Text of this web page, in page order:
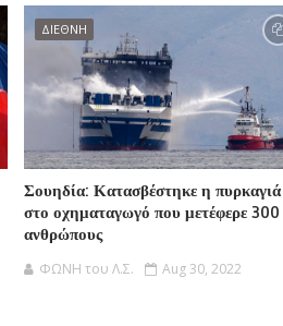
ΔΙΕΘΝΗ
Σουηδία: Κατασβέστηκε η πυρκαγιά
στο οχηματαγωγό που μετέφερε 300
ανθρώπους
ΦΩΝΗ του Λ.Σ. Aug 30, 2022